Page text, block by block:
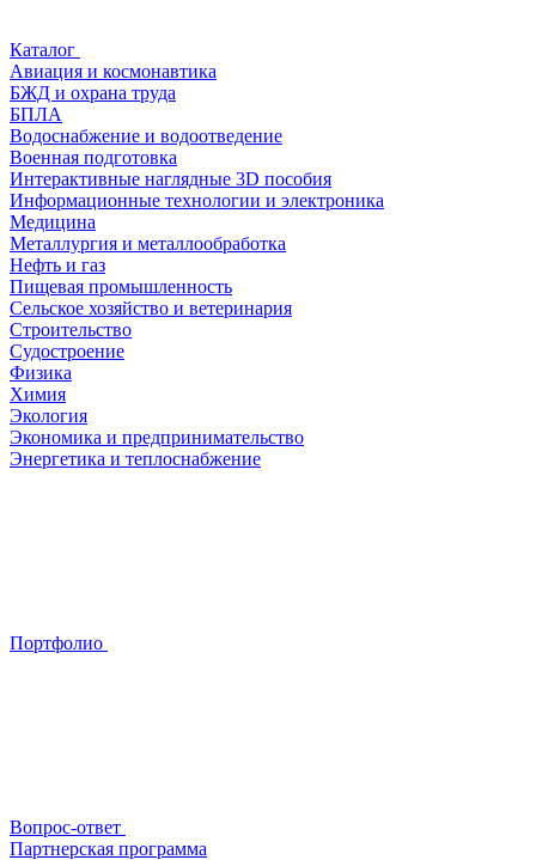
Каталог
Авиация и космонавтика
БЖД и охрана труда
БПЛА
Водоснабжение и водоотведение
Военная подготовка
Интерактивные наглядные 3D пособия
Информационные технологии и электроника
Медицина
Металлургия и металлообработка
Нефть и газ
Пищевая промышленность
Сельское хозяйство и ветеринария
Строительство
Судостроение
Физика
Химия
Экология
Экономика и предпринимательство
Энергетика и теплоснабжение
Портфолио
Вопрос-ответ
Партнерская программа